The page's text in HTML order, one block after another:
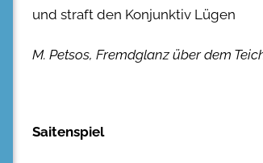
und straft den Konjunktiv Lügen
M. Petsos, Fremdglanz über dem
Saitenspiel